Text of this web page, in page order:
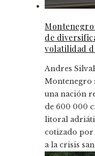
de
volatilidad
Andres Silva
Montenegro
una nación
de 600 000
litoral
cotizado
a la crisis